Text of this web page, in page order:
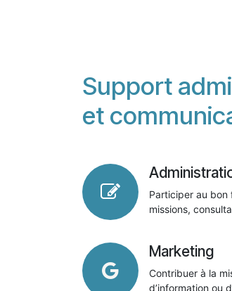
Support
et
Participer au
missions,
Marketing
Contribuer à la
d’information ou